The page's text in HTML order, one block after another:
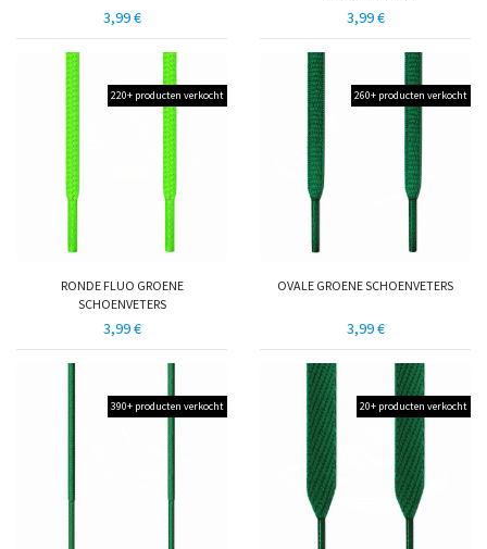
3,99 € 3,99 €
220+ producten verkocht
RONDE FLUO GROENE
SCHOENVETERS
3,99 €
260+ producten verkocht
OVALE GROENE SCHOENVETERS
3,99 €
390+ producten verkocht 20+ producten verkocht